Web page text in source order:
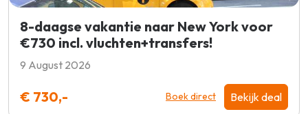
8-daagse vakantie naar New York voor
€730 incl. vluchten+transfers!
9 August 2026
€ 730,- Boek direct Bekijk deal